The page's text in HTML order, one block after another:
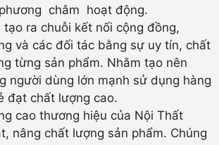
châm hoạt động.
tạo ra chuỗi kết nối cộng đồng,
và các đối tác bằng sự uy tín, chất
từng sản phẩm. Nhằm tạo nên
người dùng lớn mạnh sử dụng hàng
đạt chất lượng cao.
cao thương hiệu của Nội Thất
nâng chất lượng sản phẩm. Chúng